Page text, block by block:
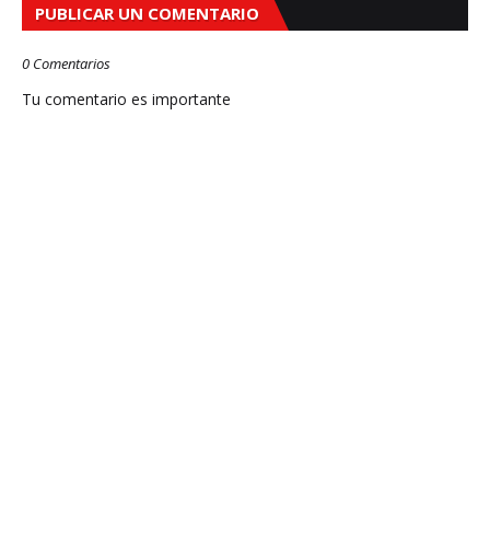
PUBLICAR UN COMENTARIO
0 Comentarios
Tu comentario es importante